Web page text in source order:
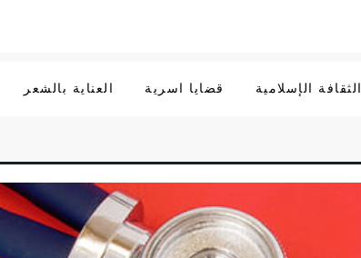
الثقافة الإسلامية قضايا اسرية العناية بالشعر